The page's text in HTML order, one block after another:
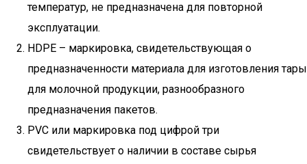
температур, не предназначена для повторной
эксплуатации.
HDPE – маркировка, свидетельствующая о
предназначенности материала для изготовления тары
для молочной продукции, разнообразного
предназначения пакетов.
PVC или маркировка под цифрой три
свидетельствует о наличии в составе сырья